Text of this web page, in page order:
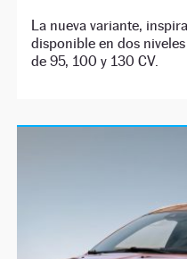
La nueva variante,
disponible en dos
de 95, 100 y 130 CV.